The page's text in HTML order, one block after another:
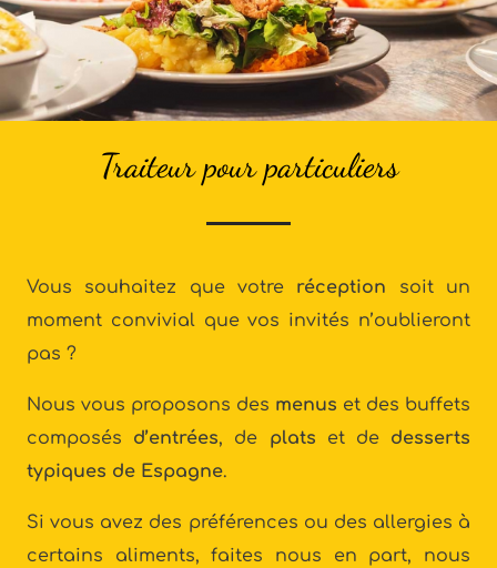
Traiteur pour particuliers
Vous souhaitez que votre réception
soit un
moment convivial que vos invités n’oublieront
pas ?
Nous vous proposons des menus et des buffets
composés d’entrées, de plats et de
desserts
typiques de Espagne.
Si vous avez des préférences ou des allergies à
certains aliments, faites nous en part, nous